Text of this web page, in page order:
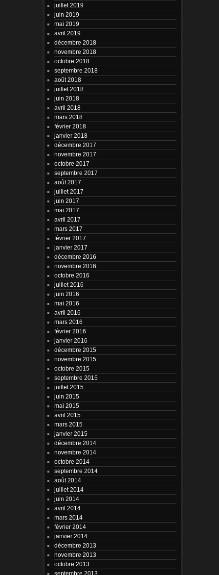
juillet 2019
juin 2019
mai 2019
avril 2019
décembre 2018
novembre 2018
octobre 2018
septembre 2018
août 2018
juillet 2018
juin 2018
avril 2018
mars 2018
février 2018
janvier 2018
décembre 2017
novembre 2017
octobre 2017
septembre 2017
août 2017
juillet 2017
juin 2017
mai 2017
avril 2017
mars 2017
février 2017
janvier 2017
décembre 2016
novembre 2016
octobre 2016
juillet 2016
juin 2016
mai 2016
avril 2016
mars 2016
février 2016
janvier 2016
décembre 2015
novembre 2015
octobre 2015
septembre 2015
juillet 2015
juin 2015
mai 2015
avril 2015
mars 2015
janvier 2015
décembre 2014
novembre 2014
octobre 2014
septembre 2014
août 2014
juillet 2014
juin 2014
avril 2014
mars 2014
février 2014
janvier 2014
décembre 2013
novembre 2013
octobre 2013
septembre 2013